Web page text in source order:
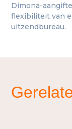
Dimona-
flexibiliteit van
uitzendbureau.